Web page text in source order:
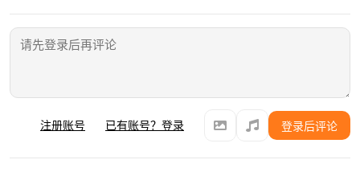
注册账号 已有账号？登录 登录后评论